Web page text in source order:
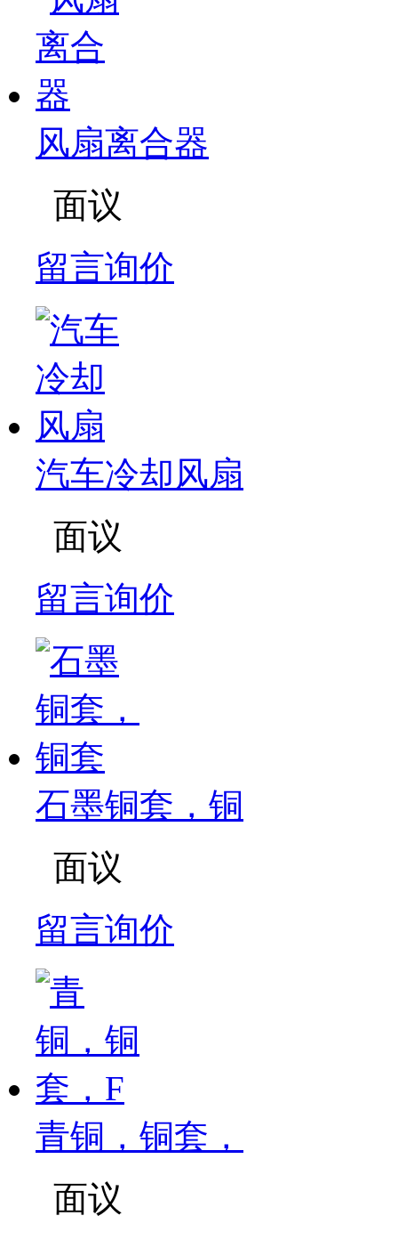
风扇离合器
面议
留言询价
汽车冷却风扇
面议
留言询价
石墨铜套，铜
面议
留言询价
青铜，铜套，
面议